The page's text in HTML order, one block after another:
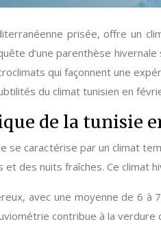
prisée, offre un
d’une parenthèse
qui façonnent une
du climat tunisien en
de la tunisie
se caractérise par un climat
des nuits fraîches. Ce climat
avec une moyenne de 6
contribue à la